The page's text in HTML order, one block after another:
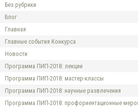
Без рубрики
Блог
Главная
Главные события Конкурса
Новости
Программа ПИП-2018: лекции
Программа ПИП-2018: мастер-классы
Программа ПИП-2018: научные развлечения
Программа ПИП-2018: профориентационные